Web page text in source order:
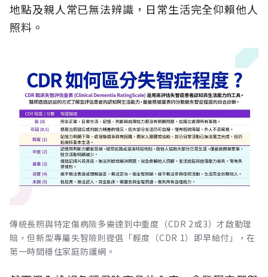
地點及親人常已無法辨識，日常生活完全仰賴他人
照料。
傳統長照與特定傷病險多需達到中重度（CDR 2或3）才啟動理
賠，但新型專屬失智險則提倡「輕度（CDR 1）即早給付」，在
第一時間穩住家庭防護網。